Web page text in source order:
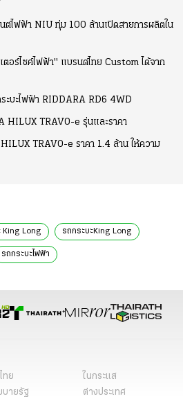
ต์ไฟฟ้า NIU ทุ่ม 100 ล้านเปิดสายการผลิตใน
อร์ไซค์ไฟฟ้า" แบรนด์ไทย Custom ได้จาก
บะไฟฟ้า RIDDARA RD6 4WD
HILUX TRAVO-e รุ่นและราคา
TRAVO-e ราคา 1.4 ล้าน ให้ความ
King Long รถกระบะKing Long
รถกระบะไฟฟ้า
ทย
ในกระแส
บายรัฐ
ต่างประเทศ